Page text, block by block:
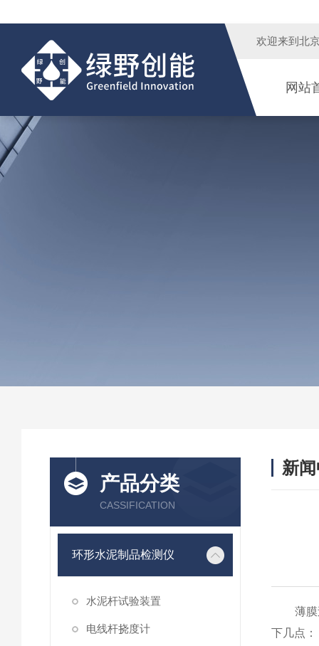
欢迎来到 北
网站
产品分类
CASSIFICATION
环形水泥制品检测仪
水泥杆试验装置
电线杆挠度计
新
薄膜过
下几点：